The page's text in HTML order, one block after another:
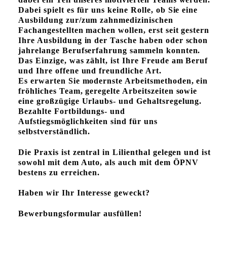
Dabei spielt es für uns keine Rolle, ob Sie eine
Ausbildung zur/zum zahnmedizinischen
Fachangestellten machen wollen, erst seit gestern
Ihre Ausbildung in der Tasche haben oder schon
jahrelange Berufserfahrung sammeln konnten.
Das Einzige, was zählt, ist Ihre Freude am Beruf
und Ihre offene und freundliche Art.
Es erwarten Sie modernste Arbeitsmethoden, ein
fröhliches Team, geregelte Arbeitszeiten sowie
eine großzügige Urlaubs- und Gehaltsregelung.
Bezahlte Fortbildungs- und
Aufstiegsmöglichkeiten sind für uns
selbstverständlich.
Die Praxis ist zentral in Lilienthal gelegen und ist
sowohl mit dem Auto, als auch mit dem ÖPNV
bestens zu erreichen.
Haben wir Ihr Interesse geweckt?
Bewerbungsformular ausfüllen!